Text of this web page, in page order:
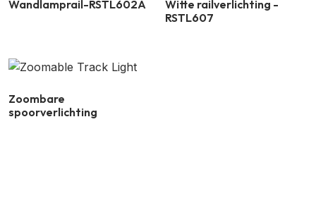
Wandlamprail-RSTL602A
Witte railverlichting -
RSTL607
Zoombare
spoorverlichting